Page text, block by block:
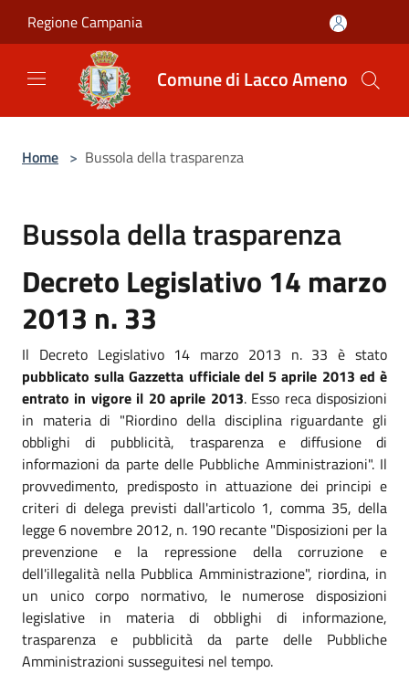
Regione Campania
Comune di Lacco Ameno
Home > Bussola della trasparenza
Bussola della trasparenza
Decreto Legislativo 14 marzo
2013 n. 33
Il Decreto Legislativo 14 marzo 2013 n. 33 è stato
pubblicato sulla Gazzetta ufficiale del 5 aprile 2013 ed è
entrato in vigore il 20 aprile 2013. Esso reca disposizioni
in materia di "Riordino della disciplina riguardante gli
obblighi di pubblicità, trasparenza e diffusione di
informazioni da parte delle Pubbliche Amministrazioni". Il
provvedimento, predisposto in attuazione dei principi e
criteri di delega previsti dall'articolo 1, comma 35, della
legge 6 novembre 2012, n. 190 recante "Disposizioni per la
prevenzione e la repressione della corruzione e
dell'illegalità nella Pubblica Amministrazione", riordina, in
un unico corpo normativo, le numerose disposizioni
legislative in materia di obblighi di informazione,
trasparenza e pubblicità da parte delle Pubbliche
Amministrazioni susseguitesi nel tempo.